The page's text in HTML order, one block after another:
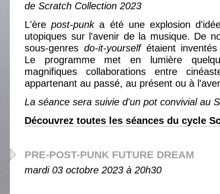
de Scratch Collection 2023
L'èrepost-punka été une explosion
utopiques sur l'avenir de la musique. De
sous-genres do-it-yourselfétaient inventés
Le programme met en lumière
magnifiques collaborations entre
appartenant au passé, au présent ou à
La séance sera suivie d'un pot convivial au
Découvrez toutes les séances du cycle
PRE-POST-PUNK FUTURE DREAM
mardi 03 octobre 2023 à 20h30